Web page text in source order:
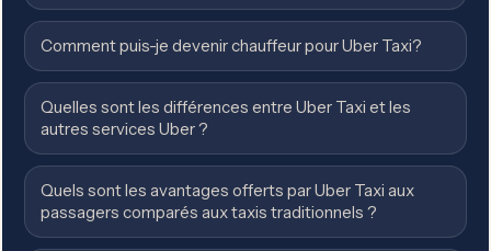
Comment puis-je devenir chauffeur pour Uber Taxi?
Quelles sont les différences entre Uber Taxi et les
autres services Uber ?
Quels sont les avantages offerts par Uber Taxi aux
passagers comparés aux taxis traditionnels ?